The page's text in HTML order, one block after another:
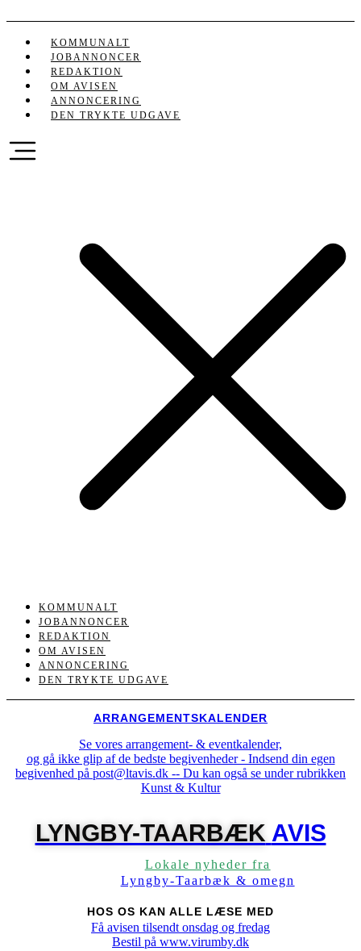
indhold
KOMMUNALT
JOBANNONCER
REDAKTION
OM AVISEN
ANNONCERING
DEN TRYKTE UDGAVE
KOMMUNALT
JOBANNONCER
REDAKTION
OM AVISEN
ANNONCERING
DEN TRYKTE UDGAVE
ARRANGEMENTSKALENDER
Se vores arrangement- & eventkalender,
og gå ikke glip af de bedste begivenheder - Indsend din egen
begivenhed på post@ltavis.dk -- Du kan også se under rubrikken
Kunst & Kultur
LYNGBY-TAARBÆK AVIS
Lokale nyheder fra
Lyngby-Taarbæk & omegn
HOS OS KAN ALLE LÆSE MED
Få avisen tilsendt onsdag og fredag
Bestil på www.virumby.dk